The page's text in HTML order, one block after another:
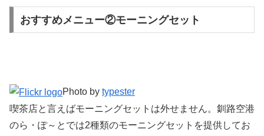
おすすめメニュー②モーニングセット
Photo by typester
喫茶店と言えばモーニングセットは外せません。釧路空港
のら・ぽ～とでは2種類のモーニングセットを提供してお